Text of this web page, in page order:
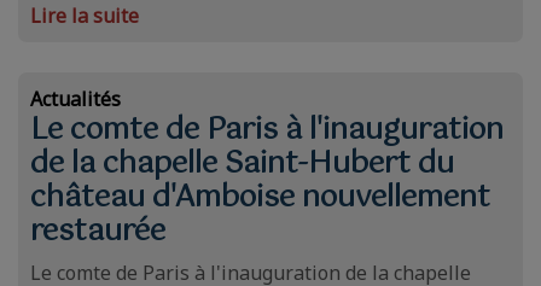
Lire la suite
Actualités
Le comte de Paris à l'inauguration
de la chapelle Saint-Hubert du
château d'Amboise nouvellement
restaurée
Le comte de Paris à l'inauguration de la chapelle